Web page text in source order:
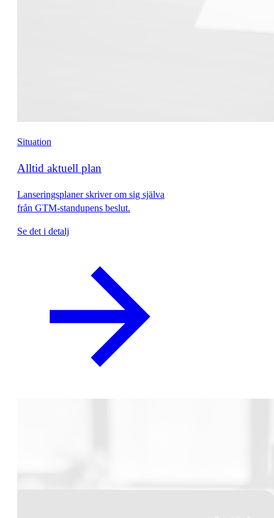
Situation
Alltid aktuell plan
Lanseringsplaner skriver om sig själva
från GTM-standupens beslut.
Se det i detalj